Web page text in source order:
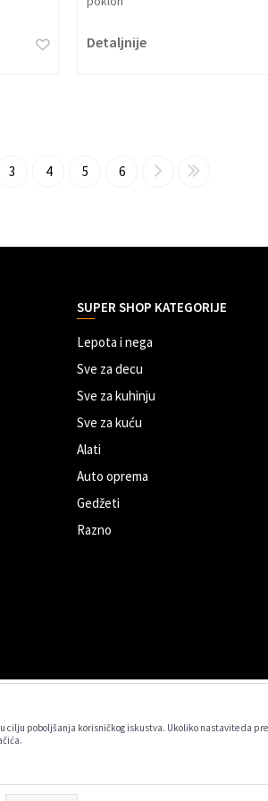
Detaljnije
3 4 5 6
SUPER SHOP KATEGORIJE
Lepota i nega
Sve za decu
Sve za kuhinju
Sve za kuću
Alati
Auto oprema
Gedžeti
Razno
i samih cena, ali ne možemo garantovati da su
ponude, ali ne podrazumeva da su dostupni u
cilju poboljšanja korisničkog iskustva. Ukoliko nastavite da